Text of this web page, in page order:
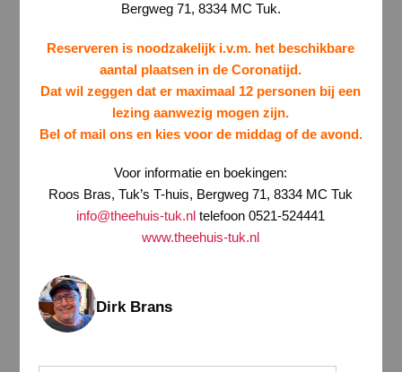
Bergweg 71, 8334 MC Tuk.
Reserveren is noodzakelijk i.v.m. het beschikbare
aantal plaatsen in de Coronatijd.
Dat wil zeggen dat er maximaal 12 personen bij een
lezing aanwezig mogen zijn.
Bel of mail ons en kies voor de middag of de avond.
Voor informatie en boekingen:
Roos Bras, Tuk’s T-huis, Bergweg 71, 8334 MC Tuk
info@theehuis-tuk.nl telefoon 0521-524441
www.theehuis-tuk.nl
Dirk Brans